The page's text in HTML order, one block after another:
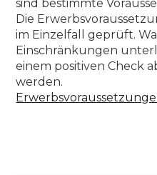
sind bestimmte
Die
im Einzelfall geprüft.
Einschränkungen
einem positiven Check
werden.